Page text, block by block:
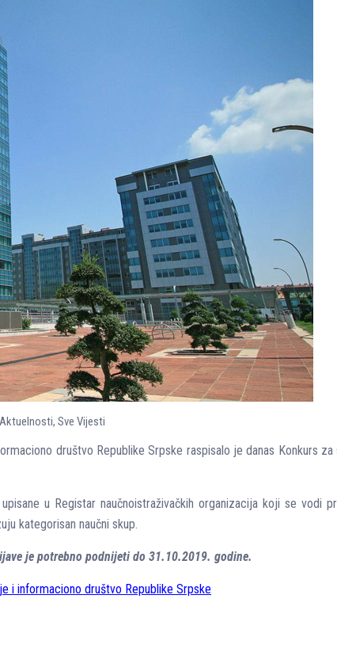
, Sve Vijesti
društvo Republike Srpske raspisalo je danas Konkurs​ za
u Registar naučnoistraživačkih organizacija koji se vodi
kategorisan naučni skup.
je potrebno podnijeti do 31.10.2019. godine.
i informaciono društvo Republike Srpske